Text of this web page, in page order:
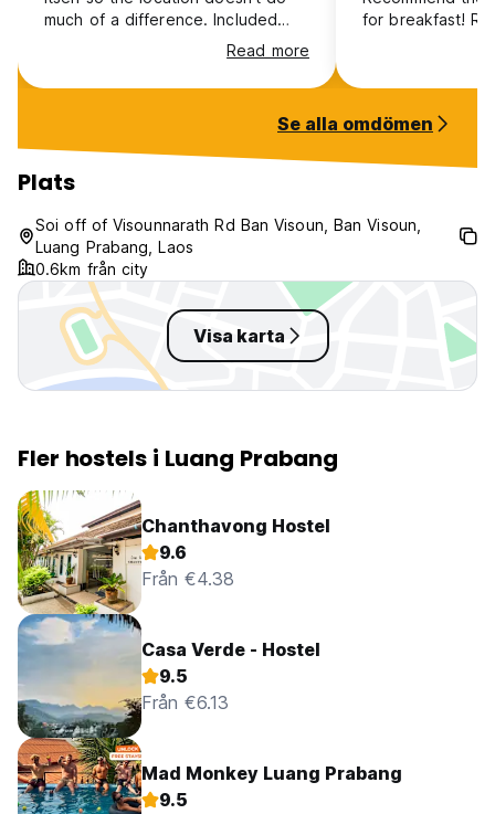
much of a difference. Included
breakfast was nice, free coffe and
tea all day which was nice. Some
language problems with the staff
Read more
for breakfast!
Se alla omdömen
Plats
Soi off of Visounnarath Rd Ban Visoun, Ban Visoun,
Luang Prabang, Laos
0.6km från city
Visa karta
Fler hostels i Luang Prabang
Chanthavong Hostel
9.6
Från €4.38
Casa Verde - Hostel
9.5
Från €6.13
Mad Monkey Luang Prabang
9.5